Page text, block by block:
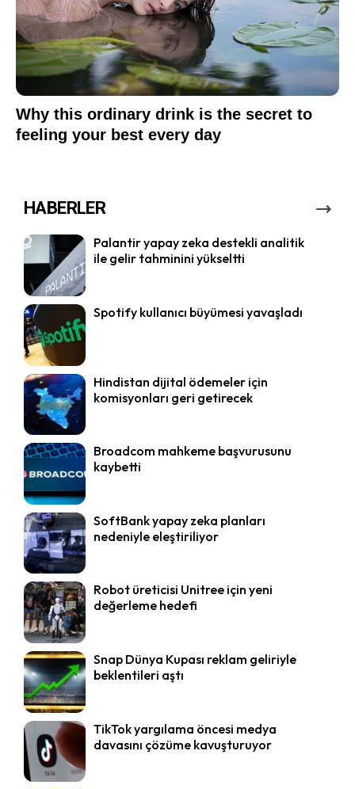
HABERLER
Palantir yapay zeka destekli analitik
ile gelir tahminini yükseltti
Spotify kullanıcı büyümesi yavaşladı
Hindistan dijital ödemeler için
komisyonları geri getirecek
Broadcom mahkeme başvurusunu
kaybetti
SoftBank yapay zeka planları
nedeniyle eleştiriliyor
Robot üreticisi Unitree için yeni
değerleme hedefi
Snap Dünya Kupası reklam geliriyle
beklentileri aştı
TikTok yargılama öncesi medya
davasını çözüme kavuşturuyor